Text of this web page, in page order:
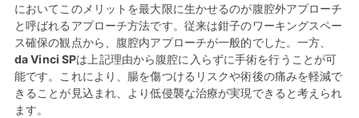
においてこのメリットを最大限に生かせるのが腹腔外アプローチ
と呼ばれるアプローチ方法です。従来は鉗子のワーキングスペー
ス確保の観点から、腹腔内アプローチが一般的でした。一方、
da Vinci SPは上記理由から腹腔に入らずに手術を行うことが可
能です。これにより、腸を傷つけるリスクや術後の痛みを軽減で
きることが見込まれ、より低侵襲な治療が実現できると考えられ
ます。